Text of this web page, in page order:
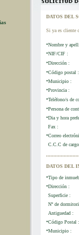
DATOS DEL
Si ya es cliente
*Nombre y
*NIF/CIF :
*Dirección :
*Código postal :
*Municipio :
*Provincia :
*Teléfono/s de
*Persona de
*Dia y hora
Fax :
*Correo
C.C.C de
DATOS DEL
*Tipo de
*Dirección :
Superficie :
Nº de
Antiguedad :
*Código Postal :
*Municipio :